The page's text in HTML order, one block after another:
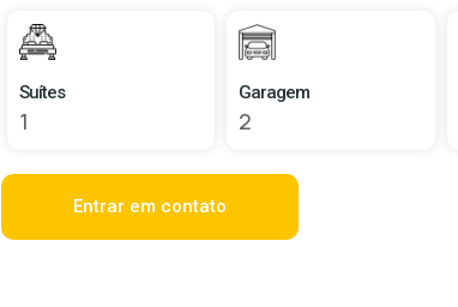
Suítes
1
Garagem
2
Entrar em contato